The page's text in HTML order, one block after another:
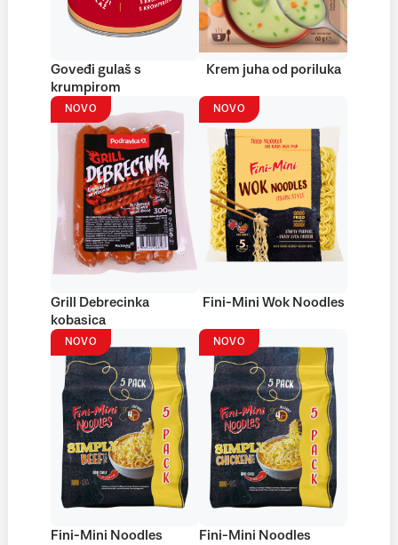
Goveđi gulaš s
krumpirom
Krem juha od poriluka
NOVO
Grill Debrecinka
kobasica
NOVO
Fini-Mini Wok Noodles
NOVO
Fini-Mini Noodles
NOVO
Fini-Mini Noodles